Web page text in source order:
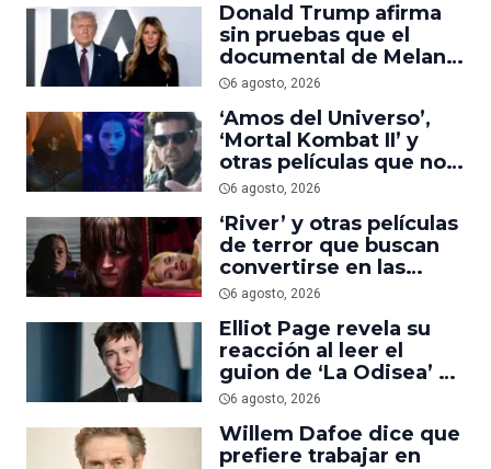
Donald Trump afirma
sin pruebas que el
documental de Melania
es ‘la película número
6 agosto, 2026
‘Amos del Universo’,
‘Mortal Kombat II’ y
otras películas que no
dominaron la taquilla
streaming
6 agosto, 2026
‘River’ y otras películas
de terror que buscan
convertirse en las
nuevas ‘Obsession’ y
6 agosto, 2026
Elliot Page revela su
reacción al leer el
guion de ‘La Odisea’ y
elogia la forma de
Nolan
6 agosto, 2026
Willem Dafoe dice que
prefiere trabajar en